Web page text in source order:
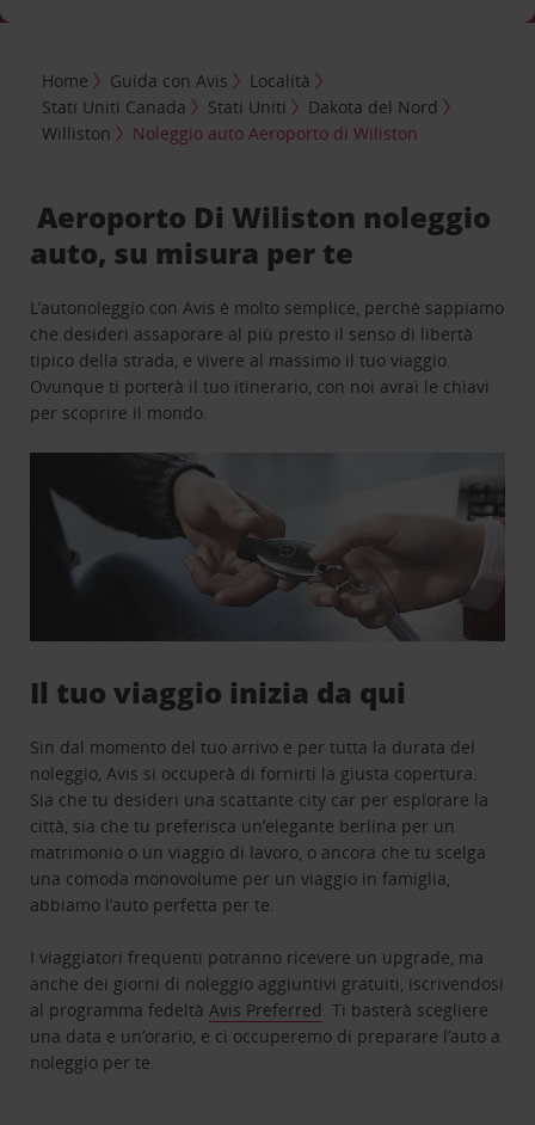
Home Guida con Avis
Località
Stati Uniti Canada
Stati Uniti
Dakota del Nord
Williston
Noleggio auto Aeroporto di Wiliston
Aeroporto Di Wiliston noleggio
auto, su misura per te
L’autonoleggio con Avis è molto semplice, perchè sappiamo
che desideri assaporare al più presto il senso di libertà
tipico della strada, e vivere al massimo il tuo viaggio.
Ovunque ti porterà il tuo itinerario, con noi avrai le chiavi
per scoprire il mondo.
Il tuo viaggio inizia da qui
Sin dal momento del tuo arrivo e per tutta la durata del
noleggio, Avis si occuperà di fornirti la giusta copertura.
Sia che tu desideri una scattante city car per esplorare la
città, sia che tu preferisca un’elegante berlina per un
matrimonio o un viaggio di lavoro, o ancora che tu scelga
una comoda monovolume per un viaggio in famiglia,
abbiamo l’auto perfetta per te.
I viaggiatori frequenti potranno ricevere un upgrade, ma
anche dei giorni di noleggio aggiuntivi gratuiti, iscrivendosi
al programma fedeltàAvis Preferred. Ti basterà scegliere
una data e un’orario, e ci occuperemo di preparare l’auto a
noleggio per te.